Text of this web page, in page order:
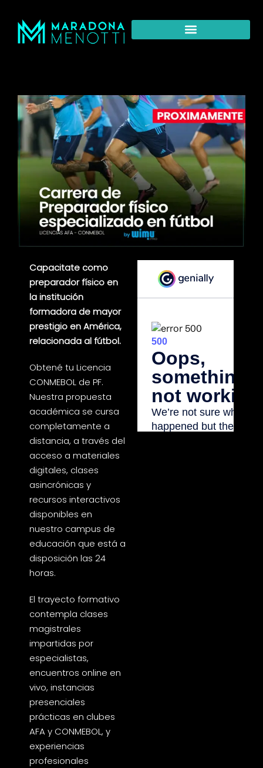
Capacitate como
preparador físico en
la institución
formadora de mayor
prestigio en América,
relacionada al fútbol.
Obtené tu Licencia
CONMEBOL de PF.
Nuestra propuesta
académica se cursa
completamente a
distancia, a través del
acceso a materiales
digitales, clases
asincrónicas y
recursos interactivos
disponibles en
nuestro campus de
educación que está a
disposición las 24
horas.
El trayecto formativo
contempla clases
magistrales
impartidas por
especialistas,
encuentros online en
vivo, instancias
presenciales
prácticas en clubes
AFA y CONMEBOL, y
experiencias
profesionales